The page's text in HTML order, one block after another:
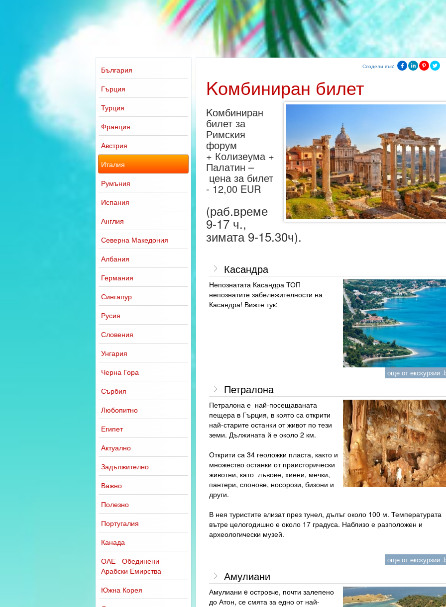
България
Гърция
Турция
Франция
Австрия
Италия
Румъния
Испания
Англия
Северна Македония
Албания
Германия
Сингапур
Русия
Словения
Унгария
Черна Гора
Сърбия
Любопитно
Египет
Актуално
Задължително
Важно
Полезно
Португалия
Канада
ОАЕ - Обединени
Арабски Емирства
Южна Корея
Сподели във:
Kомбиниран билет
Kомбиниран
билет за
Римския
форум
+ Колизеума +
Палатин –
цена за билет
- 12,00 EUR
(раб.време
9-17 ч.,
зимата 9-15.30ч).
Касандра
Непознатата Касандра ТОП
непознатите забележителности на
Касандра! Вижте тук:
още от екскурзии
Петралона
Петралона е най-посещаваната
пещера в Гърция, в която са открити
най-старите останки от живот по тези
земи. Дължината й е около 2 км.
Открити са 34 геоложки пласта, както и
множество останки от праисторически
животни, като лъвове, хиени, мечки,
пантери, слонове, носорози, бизони и
други.
В нея туристите влизат през тунел, дълъг около 100 м. Температурата
вътре целогодишно е около 17 градуса. Наблизо е разположен и
археологически музей.
още от екскурзии
Амулиани
Амулиани e островче, почти залепено
до Атон, се смята за едно от най-